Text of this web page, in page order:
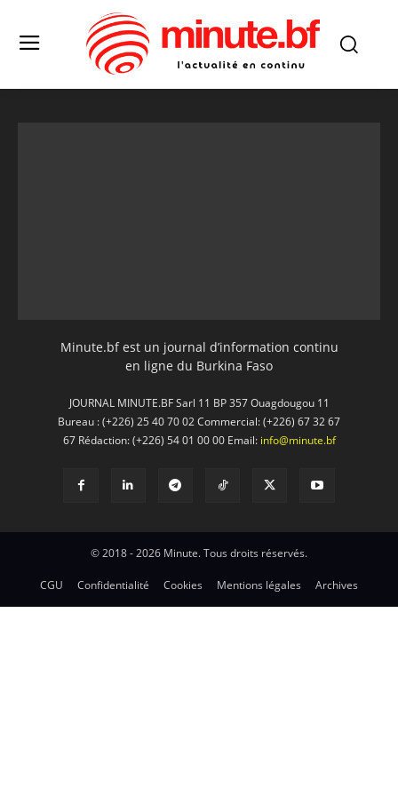
Minute.bf est un journal d’information continu
en ligne du Burkina Faso
JOURNAL MINUTE.BF Sarl 11 BP 357 Ouagdougou 11
Bureau : (+226) 25 40 70 02 Commercial: (+226) 67 32 67
67 Rédaction: (+226) 54 01 00 00 Email: info@minute.bf
© 2018 - 2026 Minute. Tous droits réservés.
CGU Confidentialité Cookies Mentions légales Archives